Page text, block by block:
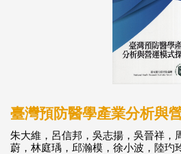
臺灣預防醫學產業分析與
朱大維，呂信邦，吳志揚，吳晉祥，
蔚，林庭瑀，邱瀚模，徐小波，陸玓